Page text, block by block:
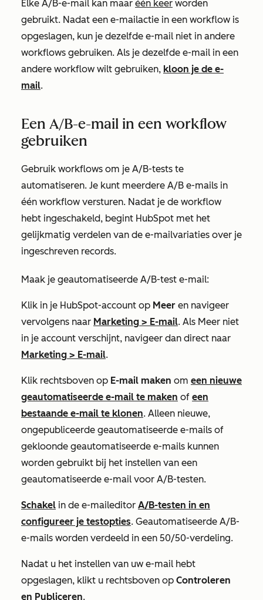
Elke A/B-e-mail kan maar één keer worden
gebruikt. Nadat een e-mailactie in een workflow is
opgeslagen, kun je dezelfde e-mail niet in andere
workflows gebruiken. Als je dezelfde e-mail in een
andere workflow wilt gebruiken, kloon je de e-
mail.
Een A/B-e-mail in een workflow
gebruiken
Gebruik workflows om je A/B-tests te
automatiseren. Je kunt meerdere A/B e-mails in
één workflow versturen. Nadat je de workflow
hebt ingeschakeld, begint HubSpot met het
gelijkmatig verdelen van de e-mailvariaties over je
ingeschreven records.
Maak je geautomatiseerde A/B-test e-mail:
Klik in je HubSpot-account op Meer en navigeer
vervolgens naar Marketing > E-mail. Als Meer niet
in je account verschijnt, navigeer dan direct naar
Marketing > E-mail.
Klik rechtsboven op E-mail maken om een nieuwe
geautomatiseerde e-mail te maken of een
bestaande e-mail te klonen. Alleen nieuwe,
ongepubliceerde geautomatiseerde e-mails of
gekloonde geautomatiseerde e-mails kunnen
worden gebruikt bij het instellen van een
geautomatiseerde e-mail voor A/B-testen.
Schakel in de e-maileditor A/B-testen in en
configureer je testopties. Geautomatiseerde A/B-
e-mails worden verdeeld in een 50/50-verdeling.
Nadat u het instellen van uw e-mail hebt
opgeslagen, klikt u rechtsboven op Controleren
en Publiceren.